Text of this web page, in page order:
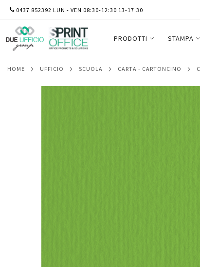
SALTA
CONTENUTO
0437 852392 LUN - VEN 08:30-12:30 13-17:30
PRODOTTI STAMPA
HOME UFFICIO SCUOLA CARTA - CARTONCINO